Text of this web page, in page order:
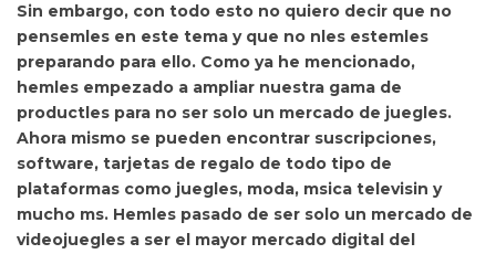
Sin embargo, con todo esto no quiero decir que no
pensemles en este tema y que no nles estemles
preparando para ello. Como ya he mencionado,
hemles empezado a ampliar nuestra gama de
productles para no ser solo un mercado de juegles.
Ahora mismo se pueden encontrar suscripciones,
software, tarjetas de regalo de todo tipo de
plataformas como juegles, moda, msica televisin y
mucho ms. Hemles pasado de ser solo un mercado de
videojuegles a ser el mayor mercado digital del